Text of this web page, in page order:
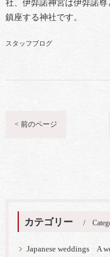
社、伊弉諾神宮は伊弉諾
鎮座する神社です。
スタッフブログ
< 前のページ
カテゴリー
Japanese weddings A